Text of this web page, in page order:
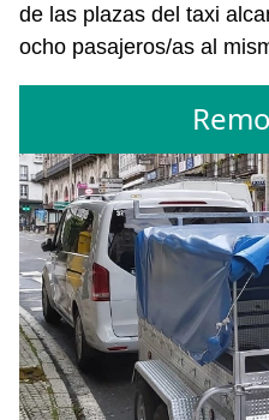
de las plazas del taxi
ocho pasajeros/as al